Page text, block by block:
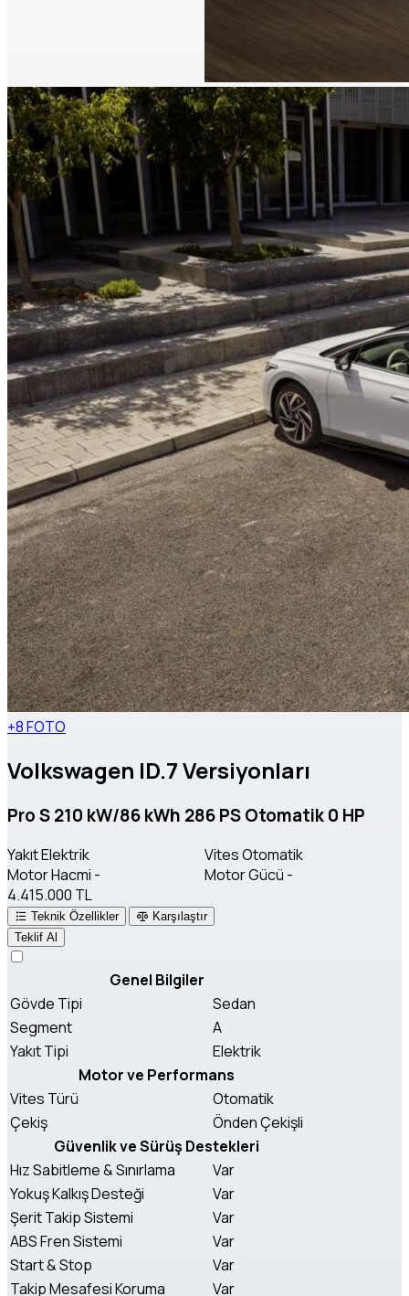
+8 FOTO
Volkswagen ID.7 Versiyonları
Pro S 210 kW/86 kWh 286 PS Otomatik 0 HP
YakıtElektrik VitesOtomatik
Motor Hacmi - Motor Gücü -
4.415.000 TL
Teknik Özellikler
Karşılaştır
Teklif Al
Genel Bilgiler
Gövde Tipi
Sedan
Segment
A
Yakıt Tipi
Elektrik
Motor ve Performans
Vites Türü
Otomatik
Çekiş
Önden Çekişli
Güvenlik ve Sürüş Destekleri
Hız Sabitleme & Sınırlama
Var
Yokuş Kalkış Desteği
Var
Şerit Takip Sistemi
Var
ABS Fren Sistemi
Var
Start & Stop
Var
Takip Mesafesi Koruma
Var